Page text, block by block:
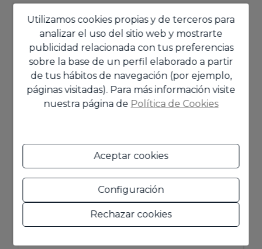
zona de la piscina.
Lavadero, suelo radiante a gas, muro de
contención de piedra natural, aparcamiento,
piscina desbordante de 8x4 en forma de riñón y
depósito de agua de 10.000 litros.
Mostrar más
Características
General
Otros
Tipo: Chalet/Villa
Utilizamos cookies propias y de terceros para
analizar el uso del sitio web y mostrarte
publicidad relacionada con tus preferencias
sobre la base de un perfil elaborado a partir
de tus hábitos de navegación (por ejemplo,
páginas visitadas). Para más información visite
nuestra página de Política de Cookies
Aceptar cookies
Configuración
Rechazar cookies